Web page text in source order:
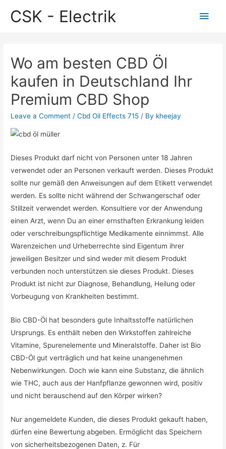
CSK - Electrik
Main
Wo am besten CBD Öl
kaufen in Deutschland Ihr
Premium CBD Shop
Leave a Comment /Cbd Oil Effects 715 / By kheejay
Dieses Produkt darf nicht von Personen unter 18 Jahren
verwendet oder an Personen verkauft werden. Dieses Produkt
sollte nur gemäß den Anweisungen auf dem Etikett verwendet
werden. Es sollte nicht während der Schwangerschaf oder
Stillzeit verwendet werden. Konsultiere vor der Anwendung
einen Arzt, wenn Du an einer ernsthaften Erkrankung leiden
oder verschreibungspflichtige Medikamente einnimmst. Alle
Warenzeichen und Urheberrechte sind Eigentum ihrer
jeweiligen Besitzer und sind weder mit diesem Produkt
verbunden noch unterstützen sie dieses Produkt. Dieses
Produkt ist nicht zur Diagnose, Behandlung, Heilung oder
Vorbeugung von Krankheiten bestimmt.
Bio CBD-Öl hat besonders gute Inhaltsstoffe natürlichen
Ursprungs. Es enthält neben den Wirkstoffen zahlreiche
Vitamine, Spurenelemente und Mineralstoffe. Daher ist Bio
CBD-Öl gut verträglich und hat keine unangenehmen
Nebenwirkungen. Doch wie kann eine Substanz, die ähnlich
wie THC, auch aus der Hanfpflanze gewonnen wird, positiv
und nicht berauschend auf den Körper wirken?
Nur angemeldete Kunden, die dieses Produkt gekauft haben,
dürfen eine Bewertung abgeben. Ermöglicht das Speichern
von sicherheitsbezogenen Daten, z. Für